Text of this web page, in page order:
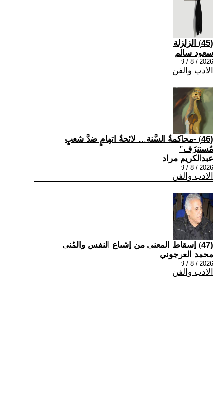
(45) الزلزلة
سعود سالم
2026 / 8 / 9
الادب والفن
(46) -محاكمةُ السَّنة… لائحةُ اتهامٍ ضدَّ شعبٍ
مُستنزَف”
عبدالكريم مراد
2026 / 8 / 9
الادب والفن
(47) إسقاط المعنى من إشباع النفس والمُنى
محمد العرجوني
2026 / 8 / 9
الادب والفن